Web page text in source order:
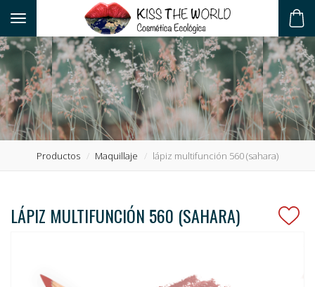
Toggle navigation
Productos Maquillaje lápiz multifunción 560 (sahara)
LÁPIZ MULTIFUNCIÓN 560 (SAHARA)